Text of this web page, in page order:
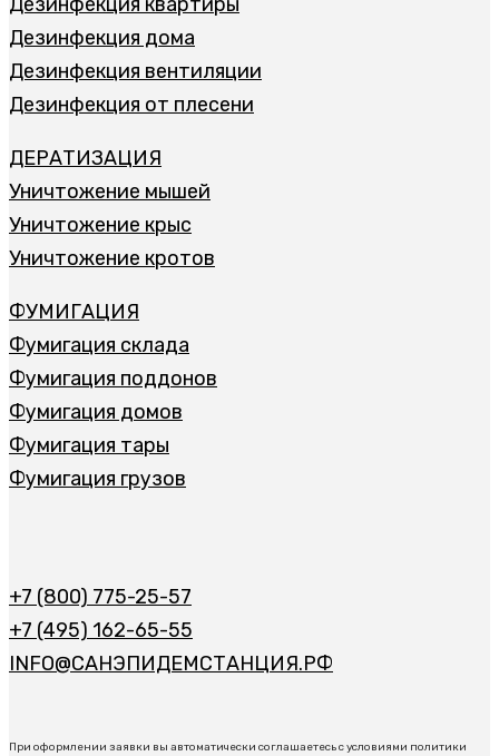
Дезинфекция дома
Дезинфекция вентиляции
Дезинфекция от плесени
ДЕРАТИЗАЦИЯ
Уничтожение мышей
Уничтожение крыс
Уничтожение кротов
ФУМИГАЦИЯ
Фумигация склада
Фумигация поддонов
Фумигация домов
Фумигация тары
Фумигация грузов
+7 (800) 775-25-57
+7 (495) 162-65-55
INFO@САНЭПИДЕМСТАНЦИЯ.РФ
При оформлении заявки вы автоматически соглашаетесь с условиями политики